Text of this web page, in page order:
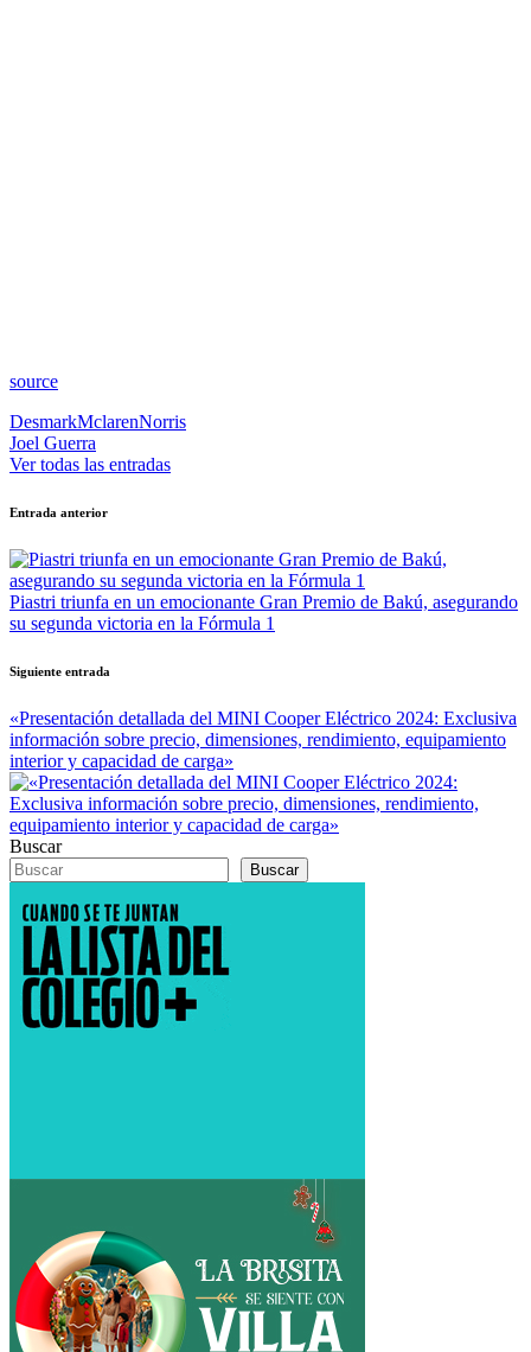
source
Etiquetas:
DesmarkMclarenNorris
Joel Guerra
Ver todas las entradas
Navegación
de
entradas
Entrada anterior
Piastri triunfa en un emocionante Gran Premio de Bakú, asegurando
su segunda victoria en la Fórmula 1
Siguiente entrada
«Presentación detallada del MINI Cooper Eléctrico 2024: Exclusiva
información sobre precio, dimensiones, rendimiento, equipamiento
interior y capacidad de carga»
Buscar
Buscar